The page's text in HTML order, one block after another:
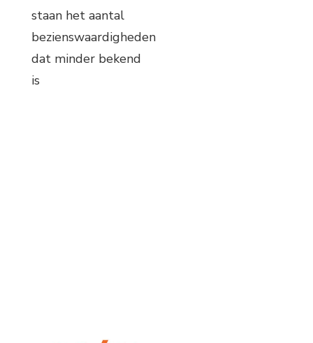
staan het aantal
bezienswaardigheden
dat minder bekend
is